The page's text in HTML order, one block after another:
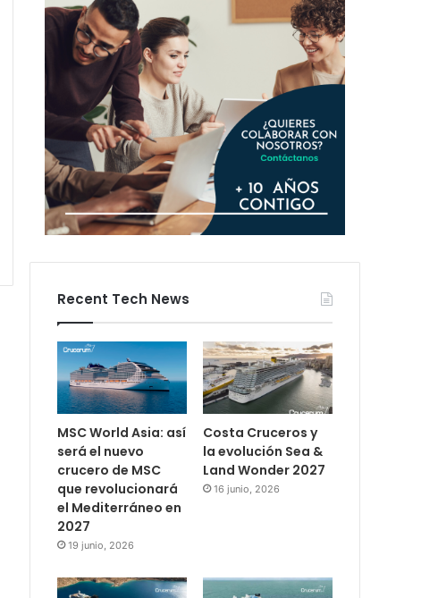
Recent Tech News
MSC World Asia: así
será el nuevo
crucero de MSC
que revolucionará
el Mediterráneo en
2027
19 junio, 2026
Costa Cruceros y
la evolución Sea &
Land Wonder 2027
16 junio, 2026